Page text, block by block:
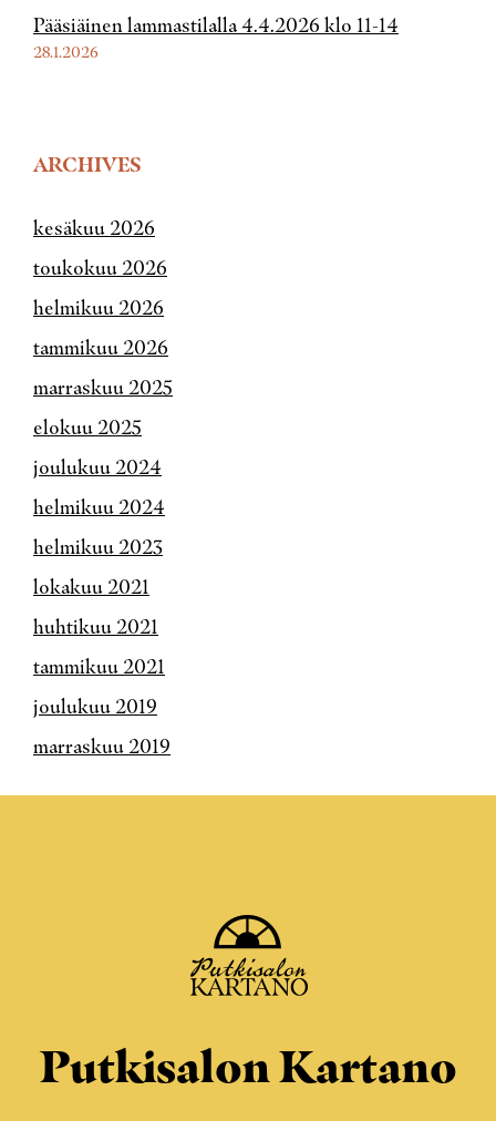
Pääsiäinen lammastilalla 4.4.2026 klo 11-14
28.1.2026
ARCHIVES
kesäkuu 2026
toukokuu 2026
helmikuu 2026
tammikuu 2026
marraskuu 2025
elokuu 2025
joulukuu 2024
helmikuu 2024
helmikuu 2023
lokakuu 2021
huhtikuu 2021
tammikuu 2021
joulukuu 2019
marraskuu 2019
Putkisalon Kartano